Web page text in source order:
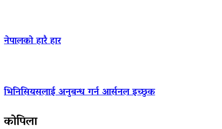
नेपालको हारै हार
भिनिसियसलाई अनुबन्ध गर्न आर्सनल इच्छुक
कोपिला